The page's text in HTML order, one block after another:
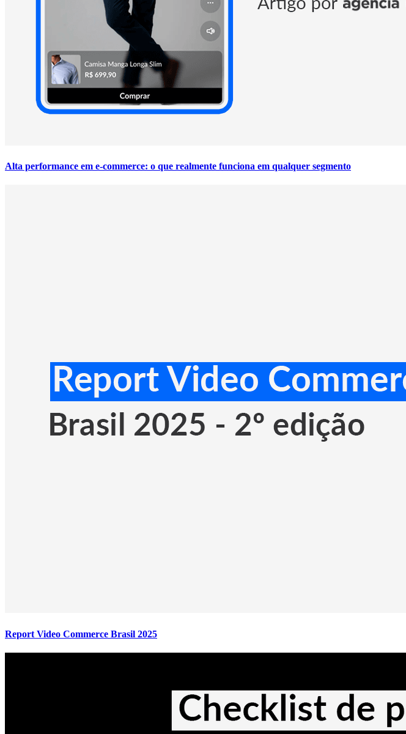
Alta performance em e-commerce: o que realmente funciona em qualquer segmento
Report Video Commerce Brasil 2025